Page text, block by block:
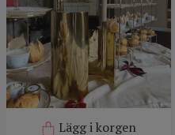
Lägg i korgen